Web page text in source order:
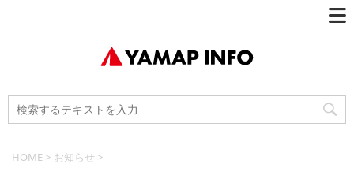
HOME > お知らせ >